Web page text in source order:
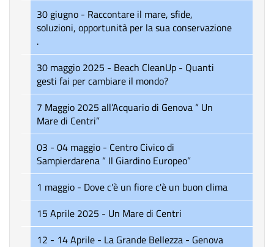
30 giugno - Raccontare il mare, sfide,
soluzioni, opportunità per la sua conservazione
.
30 maggio 2025 - Beach CleanUp - Quanti
gesti fai per cambiare il mondo?
7 Maggio 2025 all’Acquario di Genova “ Un
Mare di Centri”
03 - 04 maggio - Centro Civico di
Sampierdarena “ Il Giardino Europeo”
1 maggio - Dove c'è un fiore c'è un buon clima
15 Aprile 2025 - Un Mare di Centri
12 - 14 Aprile - La Grande Bellezza - Genova